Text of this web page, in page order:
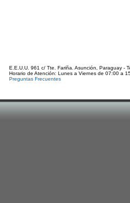
E.E.U.U. 961 c/ Tte. Fariña. Asunción, Paraguay -
Horario de Atención: Lunes a Viernes de 07:00 a
Preguntas Frecuentes